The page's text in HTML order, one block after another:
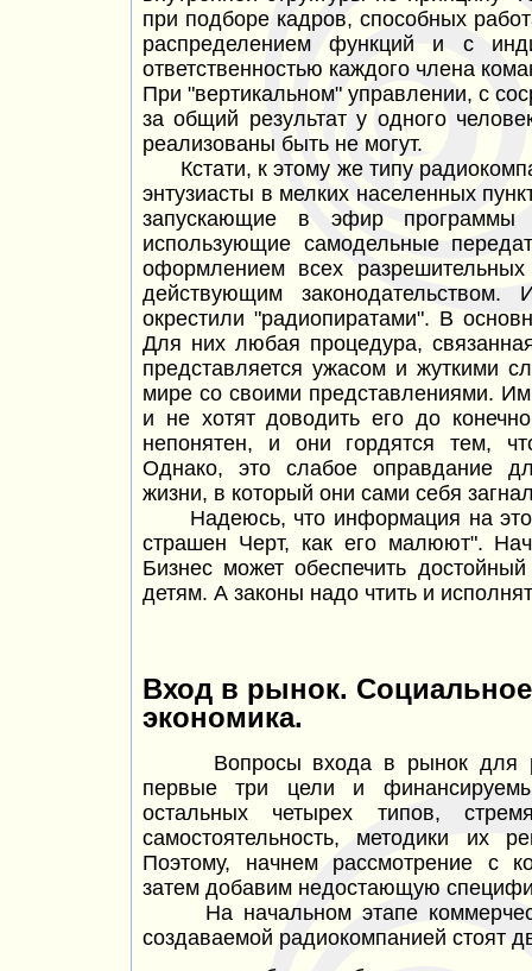
при подборе кадров, способных
распределением функций и с
ответственностью каждого члена
При "вертикальном" управлении, с
за общий результат у одного
реализованы быть не могут.
Кстати, к этому же типу
энтузиасты в мелких населенных
запускающие в эфир программы
использующие самодельные
оформлением всех
действующим
окрестили "радиопиратами". В
Для них любая процедура,
представляется ужасом и жуткими
мире со своими представлениями.
и не хотят доводить его до
непонятен, и они гордятся тем,
Однако, это слабое оправдание
жизни, в который они сами себя
Надеюсь, что информация на этом
страшен Черт, как его малюют".
Бизнес может обеспечить
детям. А законы надо чтить и
Вход в рынок.
экономика.
Вопросы входа в рынок для
первые три цели и
остальных четырех типов,
самостоятельность, методики их
Поэтому, начнем рассмотрение с
затем добавим недостающую
На начальном этапе
создаваемой радиокомпанией стоят